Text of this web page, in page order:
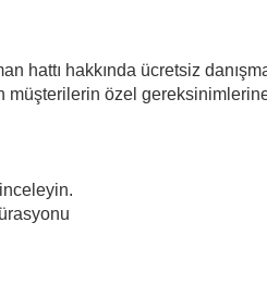
hattı hakkında ücretsiz
müşterilerin özel